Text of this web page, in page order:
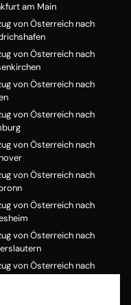
am Main
von Österreich nach
von Österreich nach
von Österreich nach
von Österreich nach
von Österreich nach
von Österreich nach
von Österreich nach
von Österreich nach
von Österreich nach
von Österreich nach